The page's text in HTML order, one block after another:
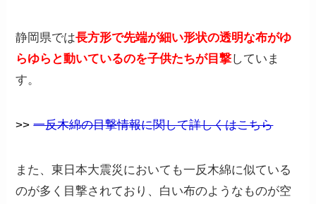
静岡県では長方形で先端が細い形状の透明な布がゆ
らゆらと動いているのを子供たちが目撃していま
す。
>> 一反木綿の目撃情報に関して詳しくはこちら
また、東日本大震災においても一反木綿に似ている
のが多く目撃されており、白い布のようなものが空